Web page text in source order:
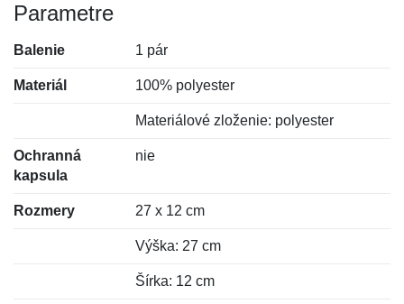
Parametre
Balenie 1 pár
Materiál 100% polyester
Materiálové zloženie: polyester
Ochranná
kapsula
nie
Rozmery 27 x 12 cm
Výška: 27 cm
Šírka: 12 cm